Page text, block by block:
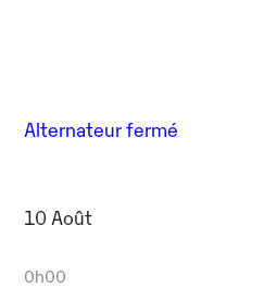
Alternateur fermé
10 Août
0h00